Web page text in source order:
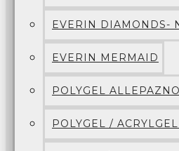
EVERIN DIAMONDS-
EVERIN MERMAID
POLYGEL
POLYGEL /